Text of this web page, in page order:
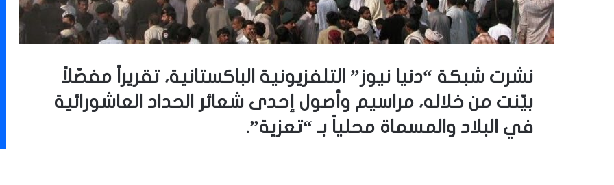
نشرت شبكة “دنيا نيوز” التلفزيونية الباكستانية، تقريراً مفصّلاً
بيّنت من خلاله، مراسيم وأصول إحدى شعائر الحداد العاشورائية
في البلاد والمسماة محلياً بـ “تعزية”.